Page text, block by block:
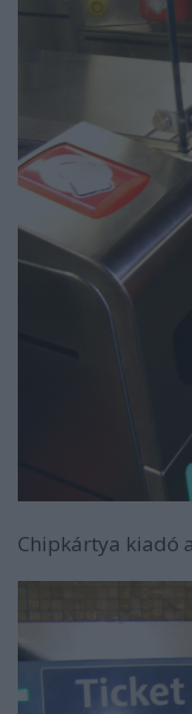
Chipkártya kiadó